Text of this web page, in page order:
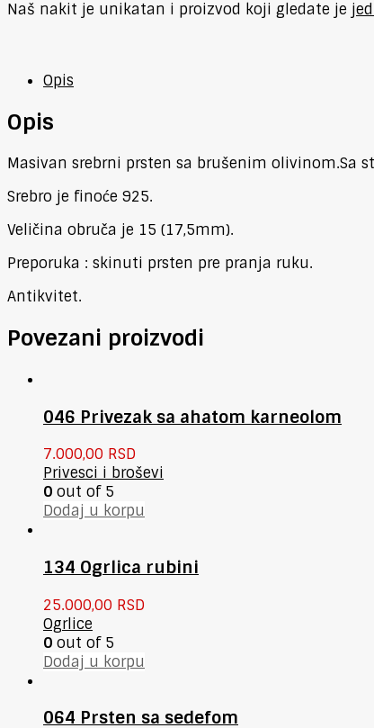
Naš nakit je unikatan i proizvod koji gledate je
Opis
Opis
Masivan srebrni prsten sa brušenim olivinom.Sa
Srebro je finoće 925.
Veličina obruča je 15 (17,5mm).
Preporuka : skinuti prsten pre pranja ruku.
Antikvitet.
Povezani proizvodi
046 Privezak sa ahatom karneolom
7.000,00 RSD
Privesci i broševi
0 out of 5
Dodaj u korpu
134 Ogrlica rubini
25.000,00 RSD
Ogrlice
0 out of 5
Dodaj u korpu
064 Prsten sa sedefom